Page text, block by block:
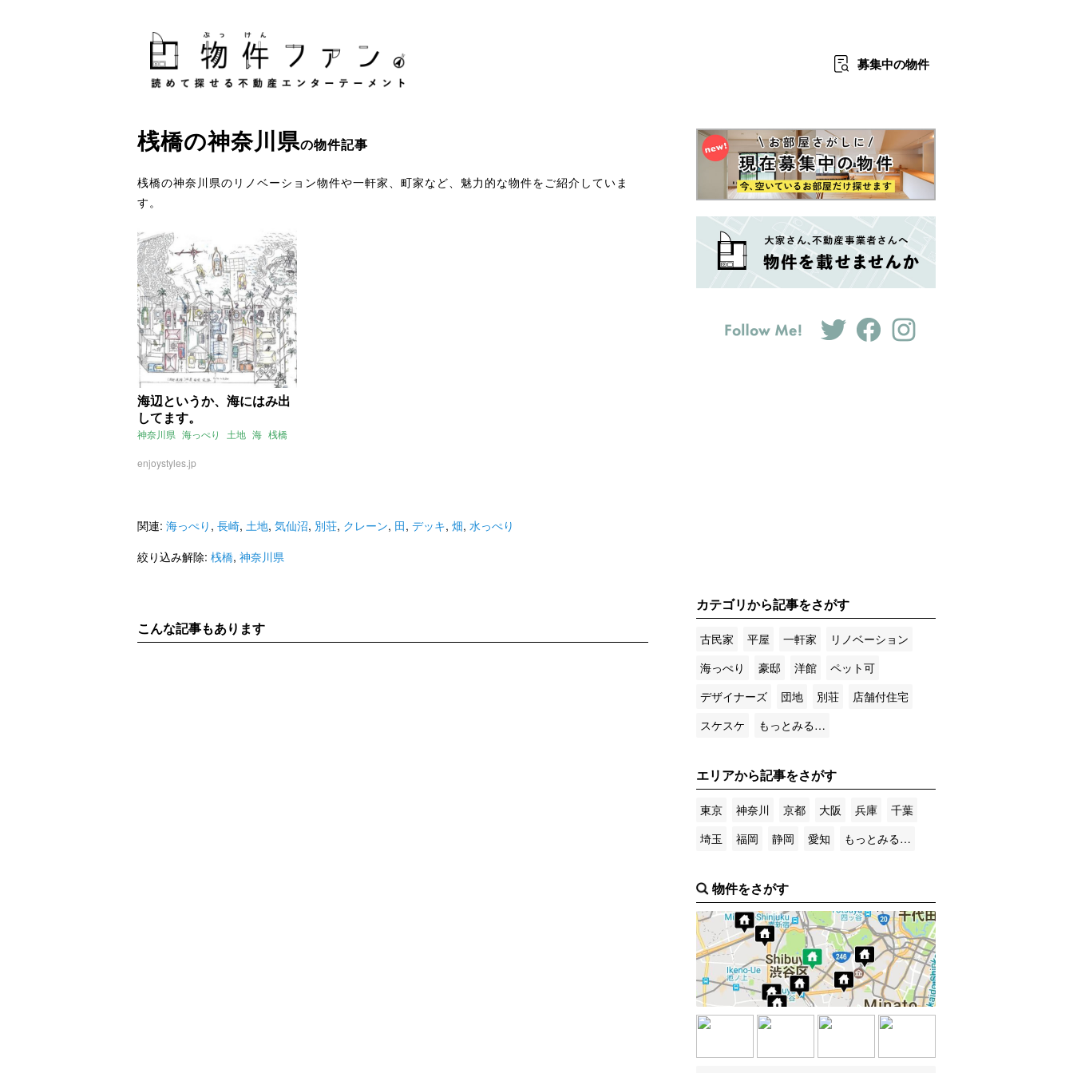
募集中の物件
桟橋の神奈川県の物件記事
桟橋の神奈川県のリノベーション物件や一軒家、町家など、魅力的な物件をご紹介していま
す。
海辺というか、海にはみ出
してます。
神奈川県 海っぺり 土地 海 桟橋
enjoystyles.jp
関連: 海っぺり , 長崎, 土地, 気仙沼, 別荘, クレーン, 田, デッキ, 畑, 水っぺり
絞り込み解除: 桟橋, 神奈川県
こんな記事もあります
カテゴリから記事をさがす
古民家 平屋 一軒家
リノベーション
海っぺり
豪邸 洋館
ペット可
デザイナーズ
団地 別荘
店舗付住宅
スケスケ
もっとみる…
エリアから記事をさがす
東京 神奈川 京都 大阪 兵庫
千葉
埼玉
福岡 静岡 愛知 もっとみる…
物件をさがす